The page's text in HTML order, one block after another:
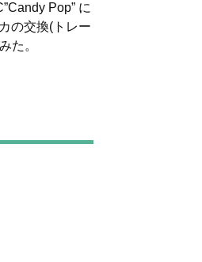
Pop” に
の交換(トレー
た。